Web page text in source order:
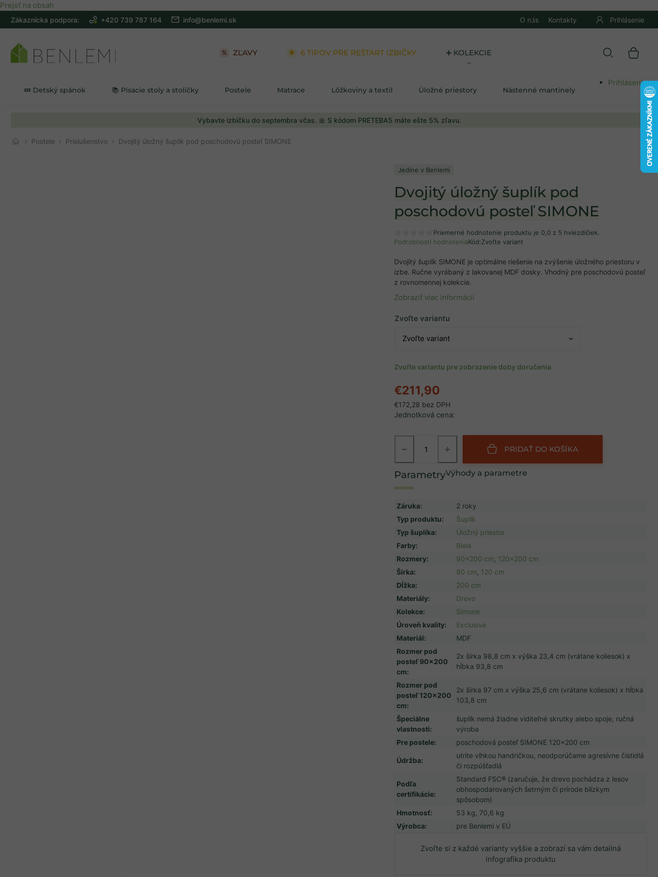
Prejsť na obsah
Vybavte izbičku do septembra včas. 🎀 S kódom PRETEBA5 máte ešte 5% zľavu.
Zákaznícka podpora: +420 739 787 164 info@benlemi.sk O nás Kontakty Prihlásenie
ZĽAVY 6 TIPOV PRE REŠTART IZBIČKY ➕ KOLEKCIE
💤 Detský spánok 📚 Písacie stoly a stoličky Postele Matrace Lôžkoviny a textil Úložné priestory Nástenné mantinely
Prihlásenie
Postele Príslušenstvo Dvojitý úložný šuplík pod poschodovú posteľ SIMONE
Jedine v Benlemi
Dvojitý úložný šuplík pod
poschodovú posteľ SIMONE
Priemerné hodnotenie produktu je 0,0 z 5 hviezdičiek.
Podrobnosti hodnoteniaKód:Zvoľte variant
€211,90
€172,28 bez DPH
Jednotková cena:
Zvoľte variantu pre zobrazenie doby doručenia
Zvoľte variantu
+
− PRIDAŤ DO KOŠÍKA
Výhody a parametre
Záruka:
2 roky
Typ produktu:
Šuplík
Typ šuplíka:
Úložný priestor
Farby:
Biela
Rozmery: 90x200 cm 120x200 cm
Šírka: 90 cm 120 cm
Dĺžka:
200 cm
Materiály:
Drevo
Kolekce:
Simone
Úroveň kvality:
Exclusive
Materiál:
MDF
Rozmer pod
posteľ 90x200
cm:
2x šírka 98,8 cm x výška 23,4 cm (vrátane koliesok) x
hĺbka 93,8 cm
Rozmer pod
posteľ 120x200
cm:
2x šírka 97 cm x výška 25,6 cm (vrátane koliesok) x hĺbka
103,8 cm
Špeciálne
vlastnosti:
šuplík nemá žiadne viditeľné skrutky alebo spoje, ručná
výroba
Pre postele: poschodová posteľ SIMONE 120x200 cm
Údržba:
utrite vlhkou handričkou, neodporúčame agresívne čistidlá
či rozpúšťadlá
Podľa
certifikácie:
Standard FSC® (zaručuje, že drevo pochádza z lesov
obhospodarovaných šetrným či prírode blízkym
spôsobom)
Hmotnosť:
53 kg, 70,6 kg
Výrobca: pre Benlemi v EÚ
Zvoľte si z každé varianty vyššie a zobrazí sa vám detailná
infografika produktu
Dvojitý šuplík SIMONE je optimálne riešenie na zvýšenie úložného priestoru v
izbe. Ručne vyrábaný z lakovanej MDF dosky. Vhodný pre poschodovú posteľ
z rovnomennej kolekcie.
Zobraziť viac informácií